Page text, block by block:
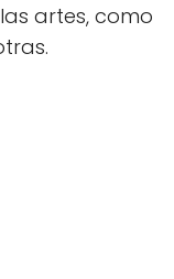
artes, como